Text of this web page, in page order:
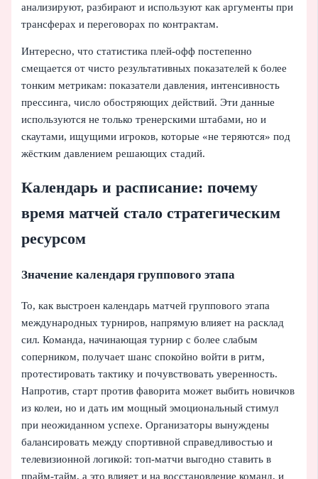
анализируют, разбирают и используют как аргументы при
трансферах и переговорах по контрактам.
Интересно, что статистика плей-офф постепенно
смещается от чисто результативных показателей к более
тонким метрикам: показатели давления, интенсивность
прессинга, число обостряющих действий. Эти данные
используются не только тренерскими штабами, но и
скаутами, ищущими игроков, которые «не теряются» под
жёстким давлением решающих стадий.
Календарь и расписание: почему
время матчей стало стратегическим
ресурсом
Значение календаря группового этапа
То, как выстроен календарь матчей группового этапа
международных турниров, напрямую влияет на расклад
сил. Команда, начинающая турнир с более слабым
соперником, получает шанс спокойно войти в ритм,
протестировать тактику и почувствовать уверенность.
Напротив, старт против фаворита может выбить новичков
из колеи, но и дать им мощный эмоциональный стимул
при неожиданном успехе. Организаторы вынуждены
балансировать между спортивной справедливостью и
телевизионной логикой: топ-матчи выгодно ставить в
прайм-тайм, а это влияет и на восстановление команд, и